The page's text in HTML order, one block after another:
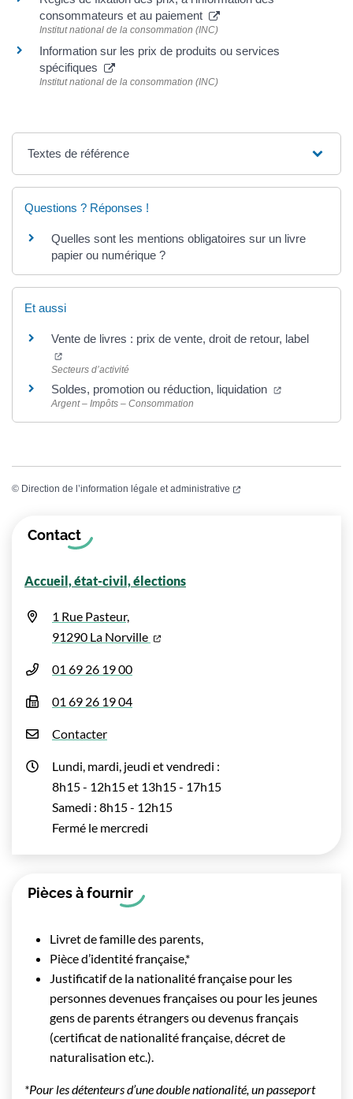
consommateurs et au paiement
Institut national de la consommation (INC)
Information sur les prix de produits ou services
spécifiques
Institut national de la consommation (INC)
Textes de référence
Questions ? Réponses !
Quelles sont les mentions obligatoires sur un livre
papier ou numérique ?
Et aussi
Vente de livres : prix de vente, droit de retour, label
(ouverture dans un nouvel onglet)
Secteurs d’activité
Soldes, promotion ou réduction, liquidation (ouverture
Argent – Impôts – Consommation
© Direction de l’information légale et administrative (ouverture dans un
Informations complémentaires
Contact
Accueil, état-civil, élections
1 Rue Pasteur,
91290 La Norville
(ouverture dans un nouvel onglet)
01 69 26 19 00
01 69 26 19 04
Contacter
Lundi, mardi, jeudi et vendredi :
8h15 - 12h15 et 13h15 - 17h15
Samedi : 8h15 - 12h15
Fermé le mercredi
Pièces à fournir
Livret de famille des parents,
Pièce d’identité française,*
Justificatif de la nationalité française pour les
personnes devenues françaises ou pour les jeunes
gens de parents étrangers ou devenus français
(certificat de nationalité française, décret de
naturalisation etc.).
*Pour les détenteurs d’une double nationalité, un passeport